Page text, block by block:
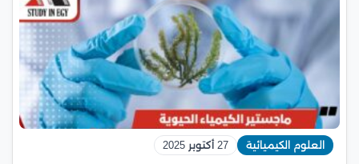
العلوم الكيميائية 27 أكتوبر 2025